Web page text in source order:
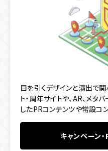
目を引くデザインと演出で
ト・周年サイトや、AR、メタ
したPRコンテンツや常設コ
キャンペーン